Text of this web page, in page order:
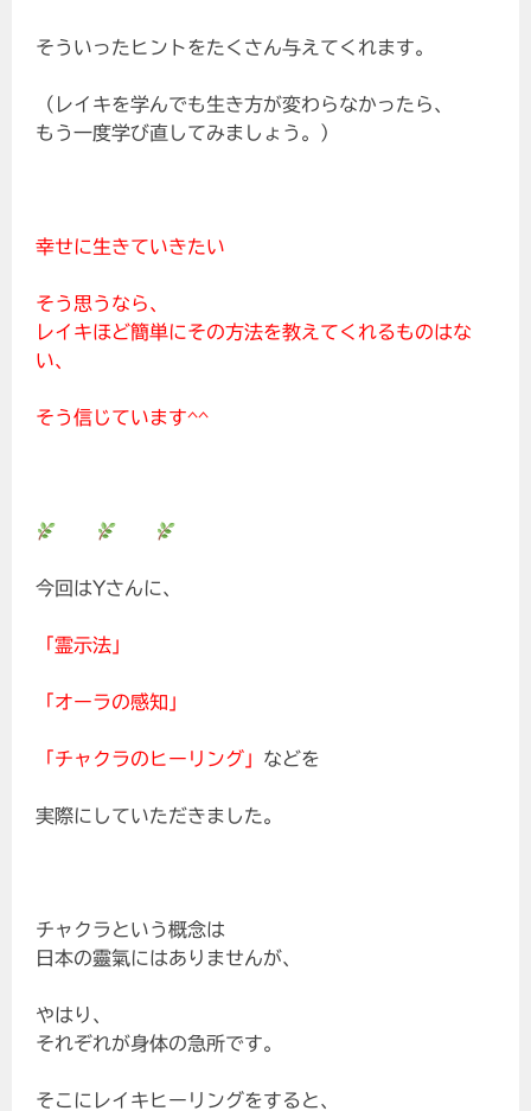
そういったヒントをたくさん与えてくれます。
（レイキを学んでも生き方が変わらなかったら、
もう一度学び直してみましょう。）
幸せに生きていきたい
そう思うなら、
レイキほど簡単にその方法を教えてくれるものはな
い、
そう信じています^^
今回はYさんに、
「霊示法」
「オーラの感知」
「チャクラのヒーリング」 などを
実際にしていただきました。
チャクラという概念は
日本の靈氣にはありませんが、
やはり、
それぞれが身体の急所です。
そこにレイキヒーリングをすると、